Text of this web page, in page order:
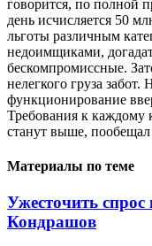
говорится, по полной
день исчисляется 50
льготы различным
недоимщиками,
бескомпромиссные.
нелегкого груза
функционирование
Требования к каждому
станут выше,
Материалы по теме
Ужесточить
Кондрашов